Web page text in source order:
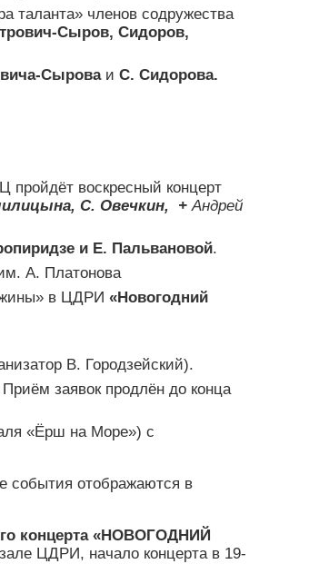
таланта» членов содружества
Сыров, Сидоров,
Сыроваи С. Сидорова.
воскресный концерт
С. Овечкин, +Андрей
и Е. Пальвановой.
А. Платонова
в ЦДРИ «Новогодний
В. Городзейский).
Приём заявок продлён до конца
«Ёрш на Море») с
события отображаются в
концерта «НОВОГОДНИЙ
ЦДРИ, начало концерта в 19-